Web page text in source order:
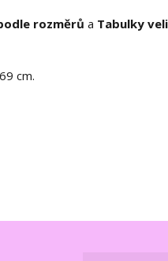
rozměrů a Tabulky
cm.